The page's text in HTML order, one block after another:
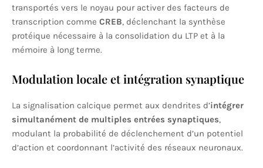
transportés vers le noyau pour activer des facteurs de
transcription comme CREB, déclenchant la synthèse
protéique nécessaire à la consolidation du LTP et à la
mémoire à long terme.
Modulation locale et intégration synaptique
La signalisation calcique permet aux dendrites d’intégrer
simultanément de multiples entrées synaptiques,
modulant la probabilité de déclenchement d’un potentiel
d’action et coordonnant l’activité des réseaux neuronaux.